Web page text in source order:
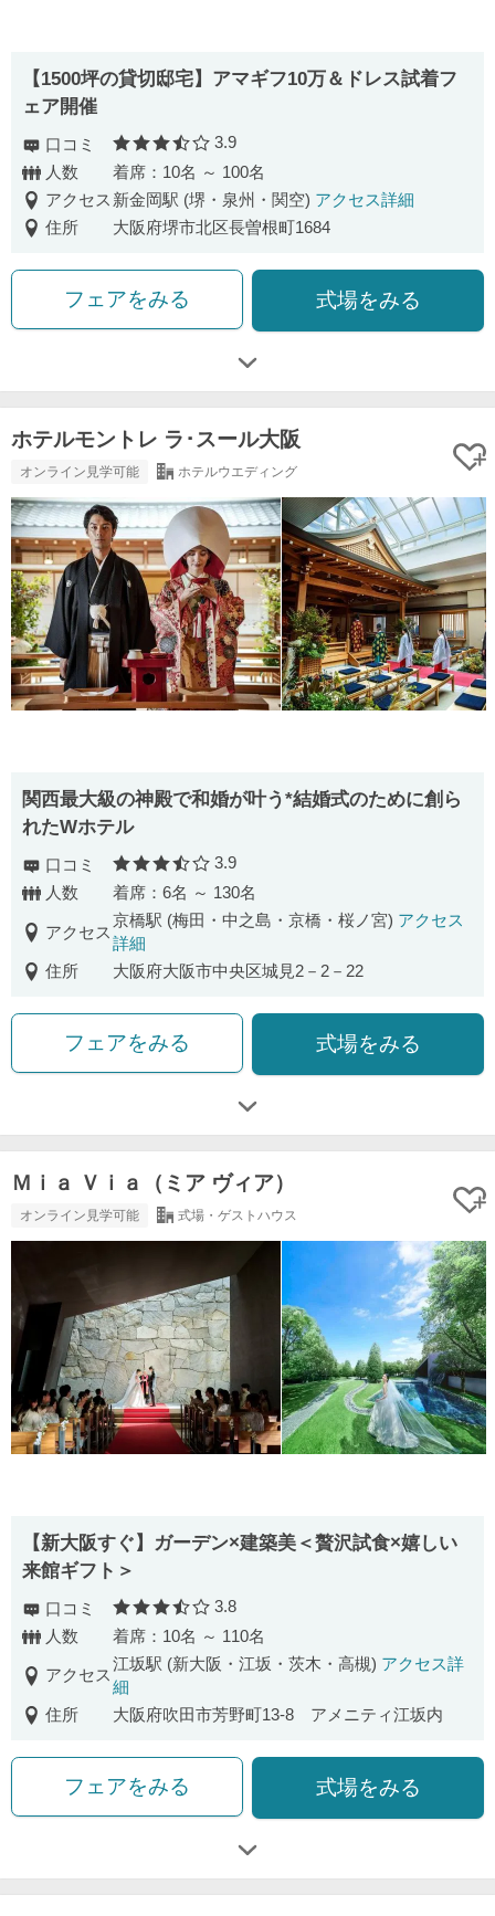
【1500坪の貸切邸宅】アマギフ10万＆ドレス試着フ
ェア開催
口コミ 口コミ評価
3.9
人数
着席：10名 ～ 100名
アクセス 新金岡駅 (堺・泉州・関空) アクセス詳細
住所
大阪府堺市北区長曽根町1684
フェアをみる 式場をみる
ホテルモントレ ラ･スール大阪
オンライン見学可能 ホテルウエディング
関西最大級の神殿で和婚が叶う*結婚式のために創ら
れたWホテル
口コミ 口コミ評価
3.9
人数
着席：6名 ～ 130名
アクセス
京橋駅 (梅田・中之島・京橋・桜ノ宮) アクセス
詳細
住所
大阪府大阪市中央区城見2－2－22
フェアをみる 式場をみる
Ｍｉａ Ｖｉａ（ミア ヴィア）
オンライン見学可能 式場・ゲストハウス
【新大阪すぐ】ガーデン×建築美＜贅沢試食×嬉しい
来館ギフト＞
口コミ 口コミ評価
3.8
人数
着席：10名 ～ 110名
アクセス
江坂駅 (新大阪・江坂・茨木・高槻) アクセス詳
細
住所
大阪府吹田市芳野町13-8 アメニティ江坂内
フェアをみる 式場をみる